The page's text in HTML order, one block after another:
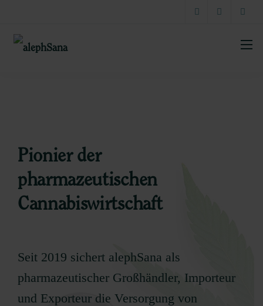
Pionier der
pharmazeutischen
Cannabiswirtschaft
Seit 2019 sichert alephSana als
pharmazeutischer Großhändler, Importeur
und Exporteur die Versorgung von